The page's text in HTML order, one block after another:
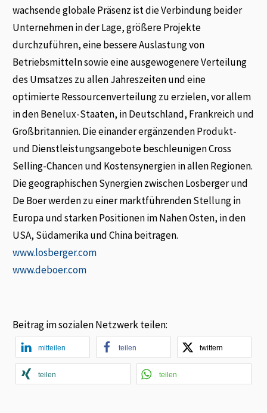
wachsende globale Präsenz ist die Verbindung beider
Unternehmen in der Lage, größere Projekte
durchzuführen, eine bessere Auslastung von
Betriebsmitteln sowie eine ausgewogenere Verteilung
des Umsatzes zu allen Jahreszeiten und eine
optimierte Ressourcenverteilung zu erzielen, vor allem
in den Benelux-Staaten, in Deutschland, Frankreich und
Großbritannien. Die einander ergänzenden Produkt-
und Dienstleistungsangebote beschleunigen Cross
Selling-Chancen und Kostensynergien in allen Regionen.
Die geographischen Synergien zwischen Losberger und
De Boer werden zu einer marktführenden Stellung in
Europa und starken Positionen im Nahen Osten, in den
USA, Südamerika und China beitragen.
www.losberger.com
www.deboer.com
Beitrag im sozialen Netzwerk teilen:
mitteilen teilen twittern
teilen teilen